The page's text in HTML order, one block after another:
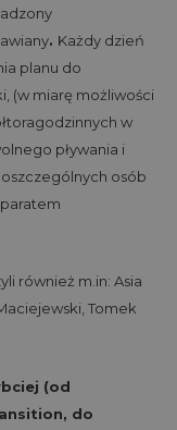
. Każdy dzień
planu do
(w miarę możliwości
w
pływania i
osób
również m.in: Asia
Tomek
(od
do